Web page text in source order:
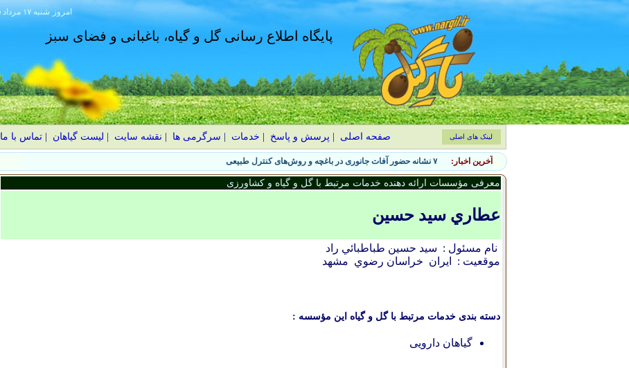
۱۴۰۵ شنبه ۱۷ مرداد امروز
پایگاه اطلاع رسانی گل و گیاه، باغبانی و فضای سبز
صفحه اصلی پرسش و پاسخ خدمات سرگرمی ها نقشه سایت لیست گیاهان |تماس با ما لینک های اصلی
آخرین اخبار: ۷ نشانه حضور آفات جانوری در باغچه و روش‌های کنترل طبیعی
معرفی مؤسسات ارائه دهنده خدمات مرتبط با گل و گیاه و کشاورزی
عطاري سيد حسين
نام مسئول : سيد حسين طباطبائي راد
موقعیت :
ایران خراسان رضوي مشهد
دسته بندی خدمات مرتبط با گل و گیاه این مؤسسه :
گیاهان دارویی